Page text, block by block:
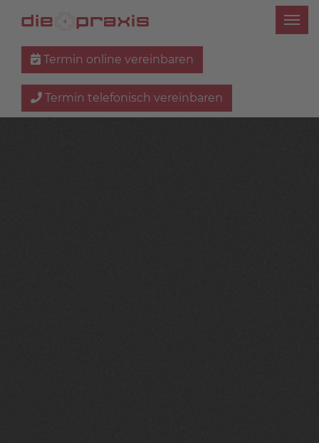
Termin online vereinbaren
Termin telefonisch vereinbaren